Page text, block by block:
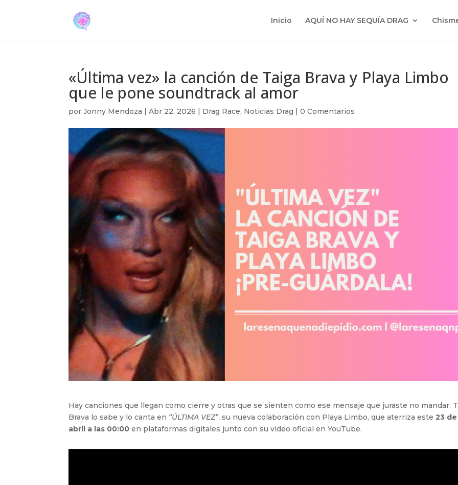
Inicio AQUÍ NO HAY SEQUÍA DRAG
«Última vez» la canción de Taiga Brava y Playa Limbo
que le pone soundtrack al amor
porJonny Mendoza |Abr 22, 2026 | Drag Race, Noticias Drag |0 Comentarios
Hay canciones que llegan como cierre y otras que se sienten como ese mensaje que juraste no mandar.
Brava lo sabe y lo canta en “ÚLTIMA VEZ”, su nueva colaboración con Playa Limbo, que aterriza este23 de
abril a las 00:00 en plataformas digitales junto con su video oficial en YouTube.